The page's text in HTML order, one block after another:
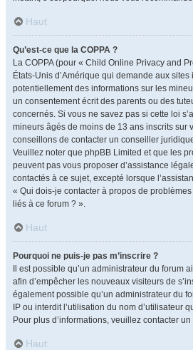
Haut
Qu’est-ce que la COPPA ?
La COPPA (pour « Child Online Privacy and
États-Unis d’Amérique qui demande aux
potentiellement des informations sur les
un consentement écrit des parents ou des
concernés. Si vous ne savez pas si cette loi
mineurs âgés de moins de 13 ans inscrits sur
conseillons de contacter un conseiller
Veuillez noter que phpBB Limited et que les
peuvent pas vous proposer d’assistance
contactés à ce sujet, excepté lorsque
« Qui dois-je contacter à propos de problèmes
liés à ce forum ? ».
Haut
Pourquoi ne puis-je pas m’inscrire ?
Il est possible qu’un administrateur du forum
afin d’empêcher les nouveaux visiteurs de
également possible qu’un administrateur du
IP ou interdit l’utilisation du nom d’utilisateur
Pour plus d’informations, veuillez contacter
Haut